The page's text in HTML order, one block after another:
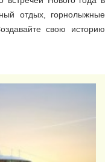
отдых, горнолыжные
свою историю